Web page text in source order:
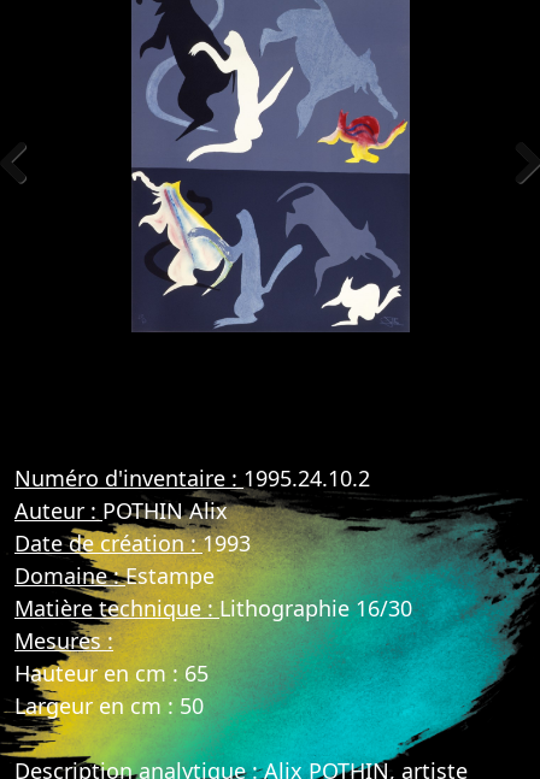
Numéro d'inventaire : 1995.24.10.2
Auteur : POTHIN Alix
Date de création :1993
Domaine :Estampe
Matière technique : Lithographie 16/30
Mesures :
Hauteur en cm : 65
Largeur en cm : 50
Description analytique :Alix POTHIN, artiste